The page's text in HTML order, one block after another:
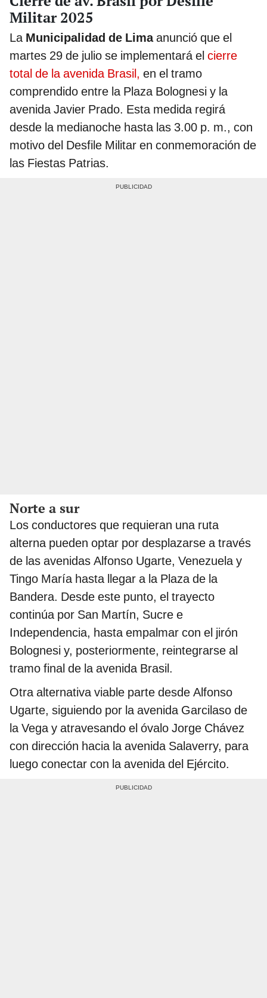
Militar 2025
La Municipalidad de Limaanunció que el
martes 29 de julio se implementará el cierre
total de la avenida Brasil, en el tramo
comprendido entre la Plaza Bolognesi y la
avenida Javier Prado. Esta medida regirá
desde la medianoche hasta las 3.00 p. m., con
motivo del Desfile Militar en conmemoración de
las Fiestas Patrias.
Norte a sur
Los conductores que requieran una ruta
alterna pueden optar por desplazarse a través
de las avenidas Alfonso Ugarte, Venezuela y
Tingo María hasta llegar a la Plaza de la
Bandera. Desde este punto, el trayecto
continúa por San Martín, Sucre e
Independencia, hasta empalmar con el jirón
Bolognesi y, posteriormente, reintegrarse al
tramo final de la avenida Brasil.
Otra alternativa viable parte desde Alfonso
Ugarte, siguiendo por la avenida Garcilaso de
la Vega y atravesando el óvalo Jorge Chávez
con dirección hacia la avenida Salaverry, para
luego conectar con la avenida del Ejército.